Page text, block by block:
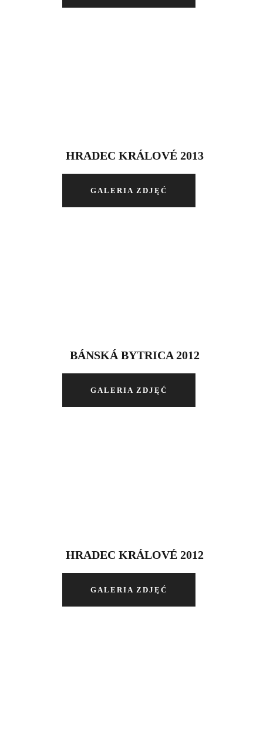
HRADEC KRÁLOVÉ 2013
GALERIA ZDJĘĆ
BÁNSKÁ BYTRICA 2012
GALERIA ZDJĘĆ
HRADEC KRÁLOVÉ 2012
GALERIA ZDJĘĆ